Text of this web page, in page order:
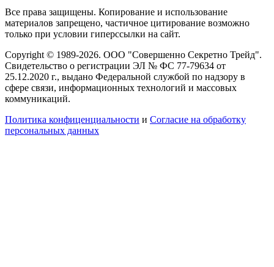
Все права защищены. Копирование и использование
материалов запрещено, частичное цитирование возможно
только при условии гиперссылки на сайт.
Copyright © 1989-2026. ООО "Совершенно Секретно Трейд".
Свидетельство о регистрации ЭЛ № ФС 77-79634 от
25.12.2020 г., выдано Федеральной службой по надзору в
сфере связи, информационных технологий и массовых
коммуникаций.
Политика конфиценциальности и Согласие на обработку
персональных данных